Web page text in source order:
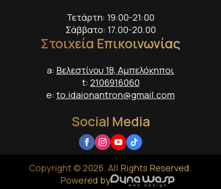
Τετάρτη: 19:00-21:00
Σάββατο: 17.00-20.00
Στοιχεία Επικοινωνίας
a: Βελεστίνου 18, Αμπελόκηποι
t: 2106916060
e: to.idaionantron@gmail.com
Social Media
Copyright © 2026. All Rights Reserved.
Powered by